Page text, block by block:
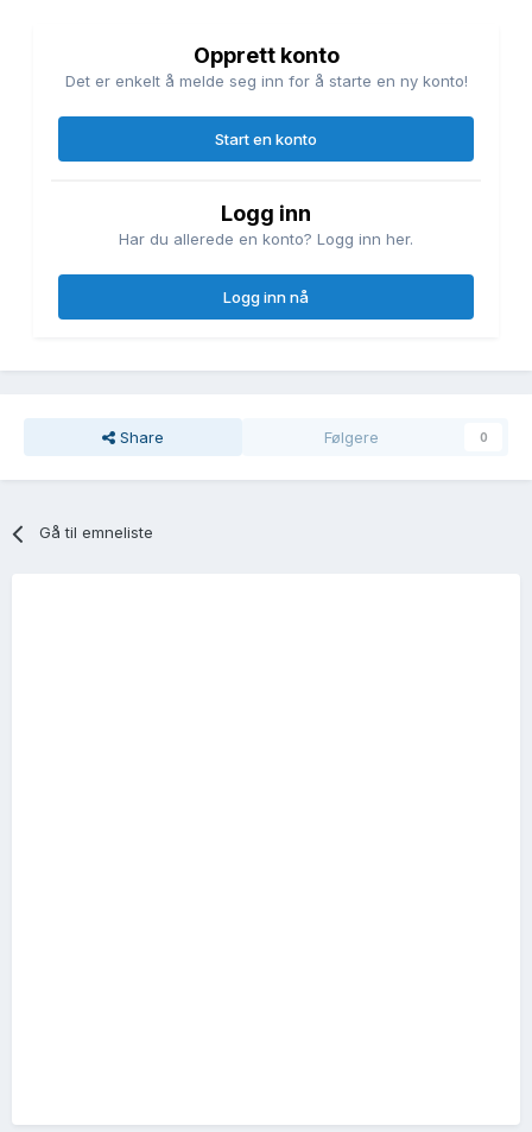
Opprett konto
Det er enkelt å melde seg inn for å starte en ny konto!
Start en konto
Logg inn
Har du allerede en konto? Logg inn her.
Logg inn nå
Share Følgere 0
Gå til emneliste